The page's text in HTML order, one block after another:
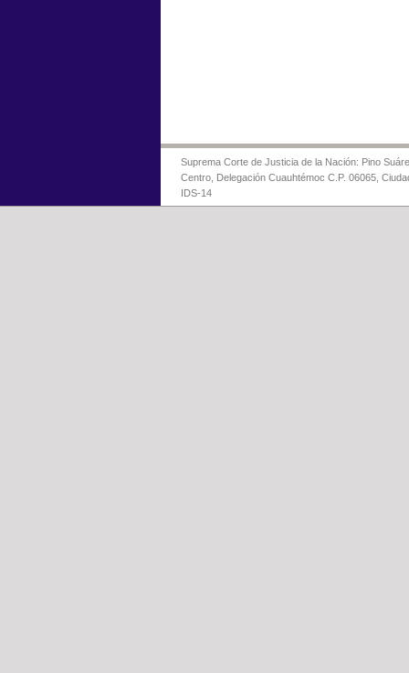
Suprema Corte de Justicia de la Nación: Pino
Centro, Delegación Cuauhtémoc C.P. 06065,
IDS-14